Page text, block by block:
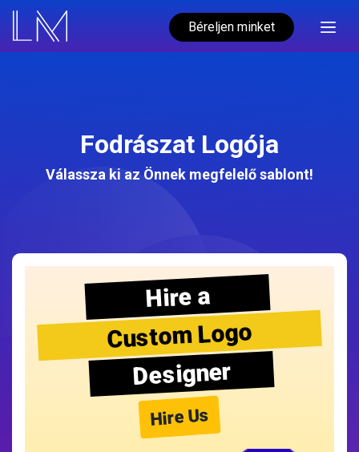
Béreljen minket
Fodrászat Logója
Válassza ki az Önnek megfelelő sablont!
Hire a
Custom Logo
Designer
Hire Us